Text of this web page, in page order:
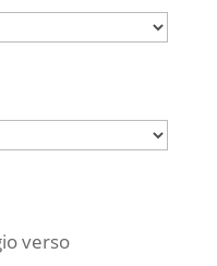
verso